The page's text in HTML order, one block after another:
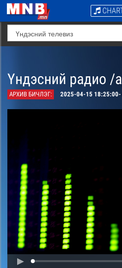
Үндэсний радио /
АРХИВ БИЧЛЭГ: 2025-04-15 18:25:00-